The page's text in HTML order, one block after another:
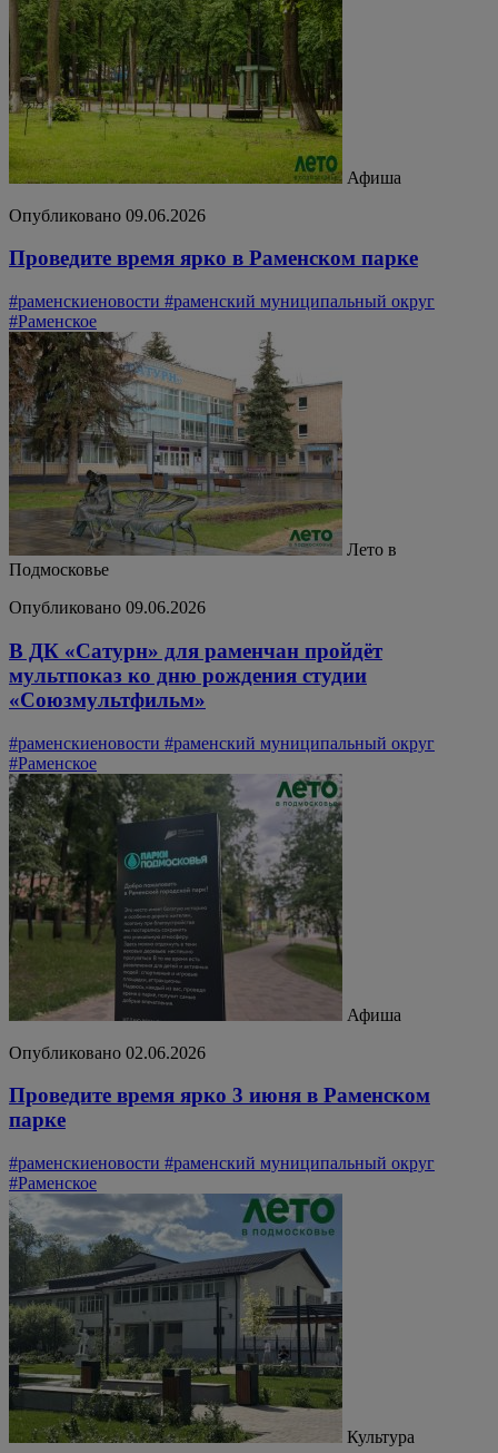
Афиша
Опубликовано 09.06.2026
Проведите время ярко в Раменском парке
#раменскиеновости #раменский муниципальный округ
#Раменское
Лето в
Подмосковье
Опубликовано 09.06.2026
В ДК «Сатурн» для раменчан пройдёт
мультпоказ ко дню рождения студии
«Союзмультфильм»
#раменскиеновости #раменский муниципальный округ
#Раменское
Афиша
Опубликовано 02.06.2026
Проведите время ярко 3 июня в Раменском
парке
#раменскиеновости #раменский муниципальный округ
#Раменское
Культура